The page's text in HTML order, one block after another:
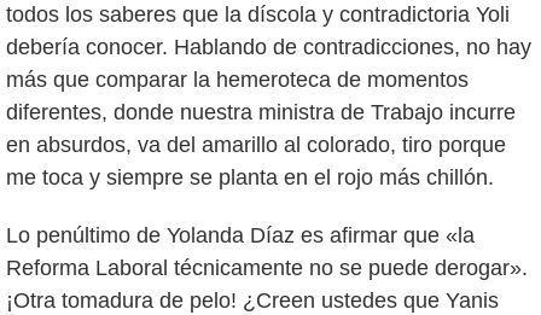
todos los saberes que la díscola y contradictoria Yoli
debería conocer. Hablando de contradicciones, no hay
más que comparar la hemeroteca de momentos
diferentes, donde nuestra ministra de Trabajo incurre
en absurdos, va del amarillo al colorado, tiro porque
me toca y siempre se planta en el rojo más chillón.
Lo penúltimo de Yolanda Díaz es afirmar que «la
Reforma Laboral técnicamente no se puede derogar».
¡Otra tomadura de pelo! ¿Creen ustedes que Yanis